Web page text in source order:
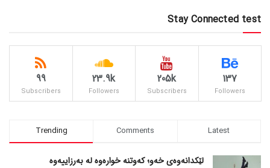
Stay Connected test
137
Followers
205k
Subscribers
23.9k
Followers
99
Subscribers
Trending Comments Latest
لێکدانەوەی خەو؛ کەوتنە خوارەوە لە بەرزاییەوە